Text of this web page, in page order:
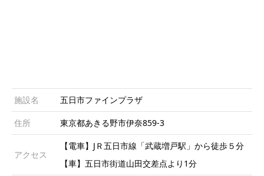
施設名 五日市ファインプラザ
住所 東京都あきる野市伊奈859-3
アクセス
【電車】JＲ五日市線「武蔵増戸駅」から徒歩５分
【車】五日市街道山田交差点より1分